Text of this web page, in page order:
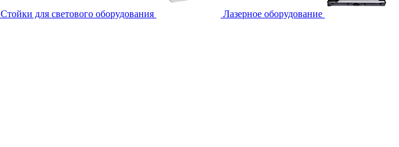
Стойки для светового оборудования Лазерное оборудование